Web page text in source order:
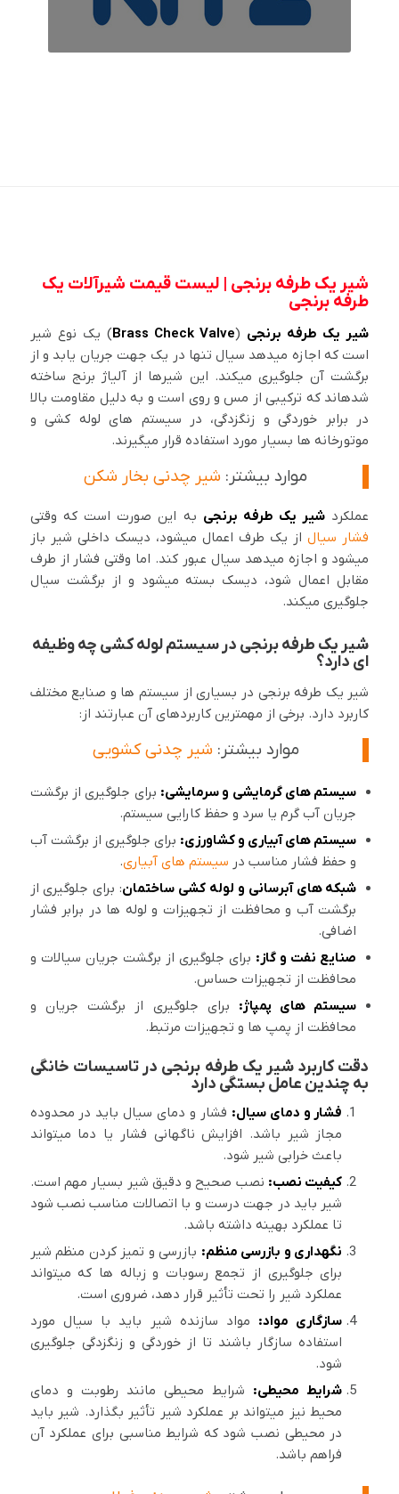
شیر یک طرفه برنجی | لیست قیمت شیرآلات یک
طرفه برنجی
شیر یک طرفه برنجی (
Brass Check Valve) یک نوع شیر
است که اجازه میدهد سیال تنها در یک جهت جریان یابد و از
برگشت آن جلوگیری میکند. این شیرها از آلیاژ برنج ساخته
شدهاند که ترکیبی از مس و روی است و به دلیل مقاومت بالا
در برابر خوردگی و زنگزدگی، در سیستم های لوله کشی و
موتورخانه ها بسیار مورد استفاده قرار میگیرند.
موارد بیشتر: شیر چدنی بخار شکن
عملکرد شیر یک طرفه برنجی به این صورت است که وقتی
فشار سیالاز یک طرف اعمال میشود، دیسک داخلی شیر باز
میشود و اجازه میدهد سیال عبور کند. اما وقتی فشار از طرف
مقابل اعمال شود، دیسک بسته میشود و از برگشت سیال
جلوگیری میکند.
شیر یک طرفه برنجی در سیستم لوله کشی چه وظیفه
ای دارد؟
شیر یک طرفه برنجی در بسیاری از سیستم ها و صنایع مختلف
کاربرد دارد. برخی از مهمترین کاربردهای آن عبارتند از:
موارد بیشتر: شیر چدنی کشویی
سیستم های گرمایشی و سرمایشی: برای جلوگیری از برگشت
جریان آب گرم یا سرد و حفظ کارایی سیستم.
سیستم های آبیاری و کشاورزی: برای جلوگیری از برگشت آب
و حفظ فشار مناسب در سیستم های آبیاری.
شبکه های آبرسانی و لوله کشی ساختمان: برای جلوگیری از
برگشت آب و محافظت از تجهیزات و لوله ها در برابر فشار
اضافی.
صنایع نفت و گاز: برای جلوگیری از برگشت جریان سیالات و
محافظت از تجهیزات حساس.
سیستم های پمپاژ: برای جلوگیری از برگشت جریان و
محافظت از پمپ ها و تجهیزات مرتبط.
دقت کاربرد شیر یک طرفه برنجی در تاسیسات خانگی
به چندین عامل بستگی دارد
فشار و دمای سیال: فشار و دمای سیال باید در محدوده
مجاز شیر باشد. افزایش ناگهانی فشار یا دما میتواند
باعث خرابی شیر شود.
کیفیت نصب: نصب صحیح و دقیق شیر بسیار مهم است.
شیر باید در جهت درست و با اتصالات مناسب نصب شود
تا عملکرد بهینه داشته باشد.
نگهداری و بازرسی منظم: بازرسی و تمیز کردن منظم شیر
برای جلوگیری از تجمع رسوبات و زباله ها که میتواند
عملکرد شیر را تحت تأثیر قرار دهد، ضروری است.
سازگاری مواد: مواد سازنده شیر باید با سیال مورد
استفاده سازگار باشند تا از خوردگی و زنگزدگی جلوگیری
شود.
شرایط محیطی: شرایط محیطی مانند رطوبت و دمای
محیط نیز میتواند بر عملکرد شیر تأثیر بگذارد. شیر باید
در محیطی نصب شود که شرایط مناسبی برای عملکرد آن
فراهم باشد.